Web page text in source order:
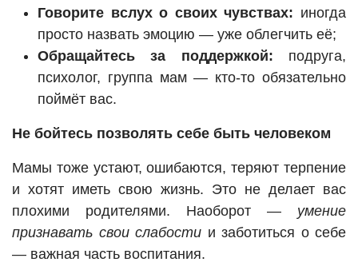
Говорите вслух о своих чувствах: иногда
просто назвать эмоцию — уже облегчить её;
Обращайтесь за поддержкой: подруга,
психолог, группа мам — кто-то обязательно
поймёт вас.
Не бойтесь позволять себе быть человеком
Мамы тоже устают, ошибаются, теряют терпение
и хотят иметь свою жизнь. Это не делает вас
плохими родителями. Наоборот — умение
признавать свои слабости и заботиться о себе
— важная часть воспитания.